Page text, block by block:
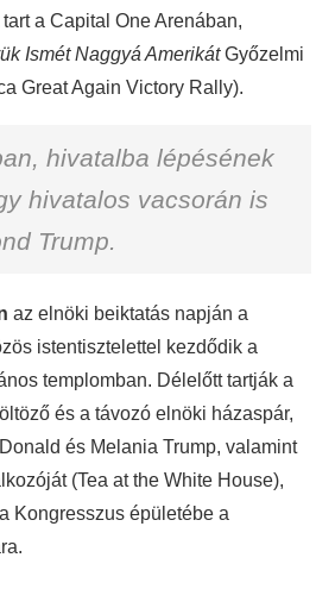
a Capital One Arenában,
Ismét Naggyá AmerikátGyőzelmi
Great Again Victory Rally).
hivatalba lépésének
hivatalos vacsorán is
Trump.
az elnöki beiktatás napján a
istentisztelettel kezdődik a
templomban. Délelőtt tartják a
és a távozó elnöki házaspár,
és Melania Trump, valamint
(Tea at the White House),
Kongresszus épületébe a